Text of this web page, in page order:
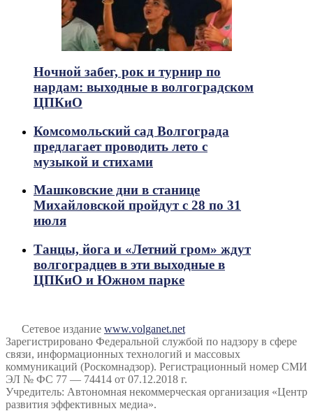
Ночной забег, рок и турнир по
нардам: выходные в волгоградском
ЦПКиО
Комсомольский сад Волгограда
предлагает проводить лето с
музыкой и стихами
Машковские дни в станице
Михайловской пройдут с 28 по 31
июля
Танцы, йога и «Летний гром» ждут
волгоградцев в эти выходные в
ЦПКиО и Южном парке
Сетевое издание www.volganet.net
Зарегистрировано Федеральной службой по надзору в сфере
связи, информационных технологий и массовых
коммуникаций (Роскомнадзор). Регистрационный номер СМИ
ЭЛ № ФС 77 — 74414 от 07.12.2018 г.
Учредитель: Автономная некоммерческая организация «Центр
развития эффективных медиа».